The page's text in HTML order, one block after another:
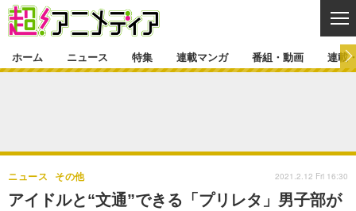
ゲーム・アプリ マンガ
特集一覧 カバー
連載マンガ
連載マンガ一覧 連載一覧
番組・動画
ホーム ニュース 特集 連載マンガ 番組・動画 連載
アイドルと“文通”できる「プリレタ」男子部が
ニュース その他 2021.2.12 Fri 16:30